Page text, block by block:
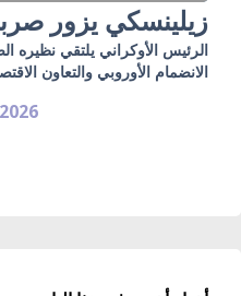
زيلينسكي يزور
الرئيس الأوكراني يلتقي
الانضمام الأوروبي والتعاون